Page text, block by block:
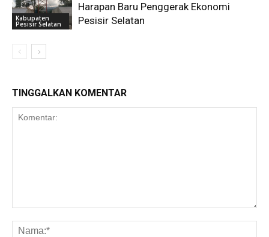
Kabupaten
Pesisir Selatan
Harapan Baru Penggerak Ekonomi
Pesisir Selatan
TINGGALKAN KOMENTAR